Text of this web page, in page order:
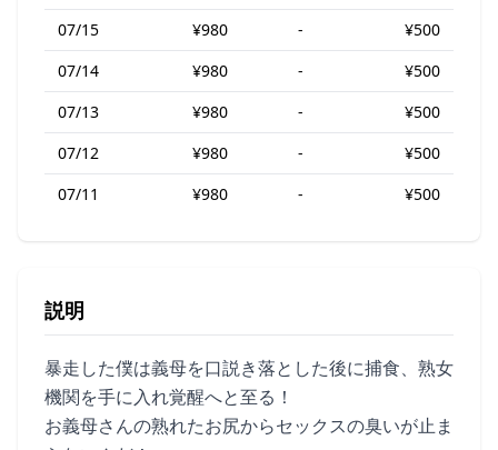
07/15
¥980 -
¥500
07/14
¥980 -
¥500
07/13
¥980 -
¥500
07/12
¥980 -
¥500
07/11
¥980 - ¥500
説明
暴走した僕は義母を口説き落とした後に捕食、熟女
機関を手に入れ覚醒へと至る！
お義母さんの熟れたお尻からセックスの臭いが止ま